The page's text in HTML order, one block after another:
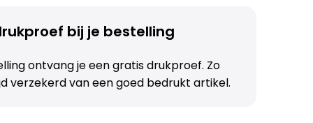
bij je bestelling
ontvang je een gratis drukproef. Zo
verzekerd van een goed bedrukt artikel.